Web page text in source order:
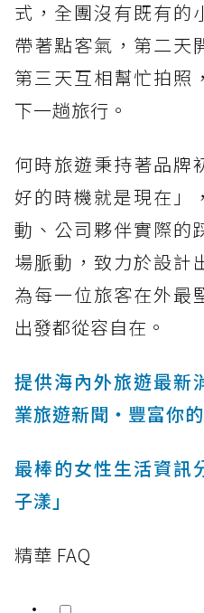
式，全團沒有既有的
帶著點客氣，第二天
第三天互相幫忙拍照
下一趟旅行。
何時旅遊秉持著品牌
好的時機就是現在」
動、公司夥伴實際的
場脈動，致力於設計
為每一位旅客在外最
出發都從容自在。
提供海內外旅遊最新
業旅遊新聞‧豐富你
最棒的女性生活資訊
子漾」
精華 FAQ